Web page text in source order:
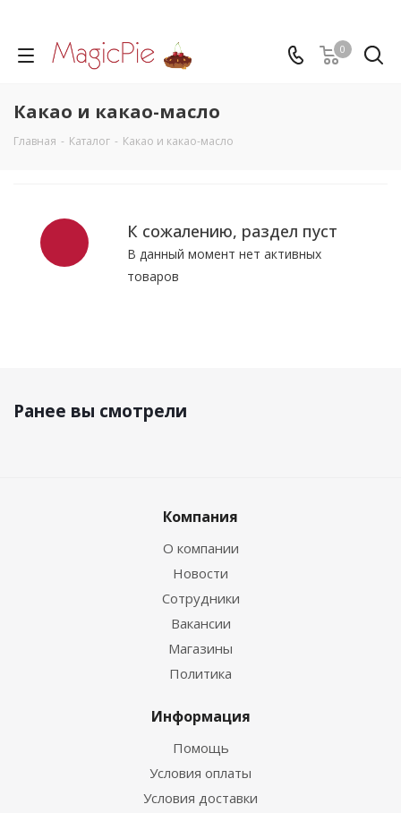
0
Какао и какао-масло
Главная - Каталог - Какао и какао-масло
К сожалению, раздел пуст
В данный момент нет активных
товаров
Ранее вы смотрели
Компания
О компании
Новости
Сотрудники
Вакансии
Магазины
Политика
Информация
Помощь
Условия оплаты
Условия доставки